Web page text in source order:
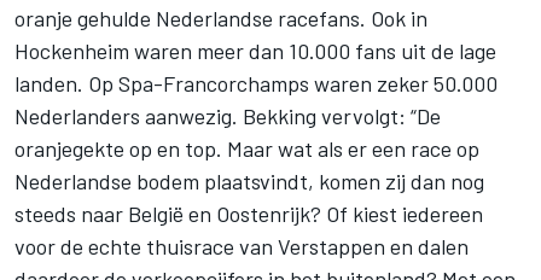
oranje gehulde Nederlandse racefans. Ook in
Hockenheim waren meer dan 10.000 fans uit de lage
landen. Op Spa-Francorchamps waren zeker 50.000
Nederlanders aanwezig. Bekking vervolgt: “De
oranjegekte op en top. Maar wat als er een race op
Nederlandse bodem plaatsvindt, komen zij dan nog
steeds naar België en Oostenrijk? Of kiest iedereen
voor de echte thuisrace van Verstappen en dalen